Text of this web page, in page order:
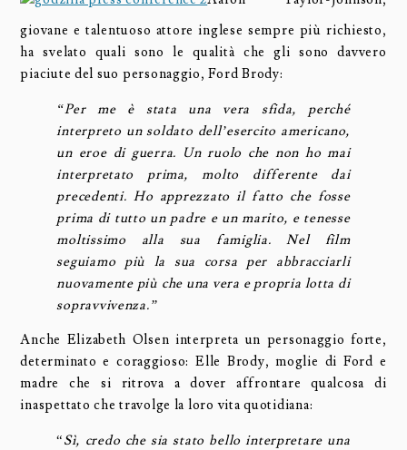
giovane e talentuoso attore inglese sempre più richiesto,
ha svelato quali sono le qualità che gli sono davvero
piaciute del suo personaggio, Ford Brody:
“Per me è stata una vera sfida, perché
interpreto un soldato dell’esercito americano,
un eroe di guerra. Un ruolo che non ho mai
interpretato prima, molto differente dai
precedenti. Ho apprezzato il fatto che fosse
prima di tutto un padre e un marito, e tenesse
moltissimo alla sua famiglia. Nel film
seguiamo più la sua corsa per abbracciarli
nuovamente più che una vera e propria lotta di
sopravvivenza.”
Anche Elizabeth Olsen interpreta un personaggio forte,
determinato e coraggioso: Elle Brody, moglie di Ford e
madre che si ritrova a dover affrontare qualcosa di
inaspettato che travolge la loro vita quotidiana:
“Sì, credo che sia stato bello interpretare una